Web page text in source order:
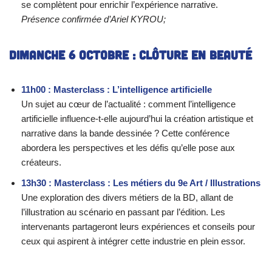
se complètent pour enrichir l’expérience narrative.
Présence confirmée d’Ariel KYROU;
Dimanche 6 octobre : Clôture en beauté
11h00 : Masterclass : L’intelligence artificielle
Un sujet au cœur de l’actualité : comment l’intelligence
artificielle influence-t-elle aujourd’hui la création artistique et
narrative dans la bande dessinée ? Cette conférence
abordera les perspectives et les défis qu’elle pose aux
créateurs.
13h30 : Masterclass : Les métiers du 9e Art / Illustrations
Une exploration des divers métiers de la BD, allant de
l’illustration au scénario en passant par l’édition. Les
intervenants partageront leurs expériences et conseils pour
ceux qui aspirent à intégrer cette industrie en plein essor.